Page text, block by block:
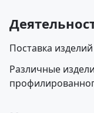
Поставка
Различные